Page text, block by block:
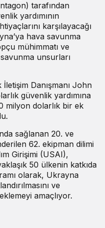
tarafından
yardımının
karşılayacağı
hava savunma
mühimmatı ve
unsurları
Danışmanı John
güvenlik yardımına
milyon dolarlık bir ek
sağlanan 20. ve
62. ekipman dilimi
Girişimi (USAI),
50 ülkenin katkıda
olarak, Ukrayna
ve
amaçlıyor.